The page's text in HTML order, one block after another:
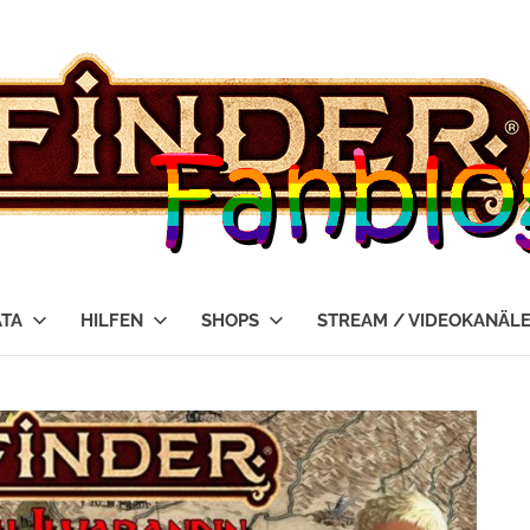
HILFEN SHOPS STREAM / VIDEOKANÄLE